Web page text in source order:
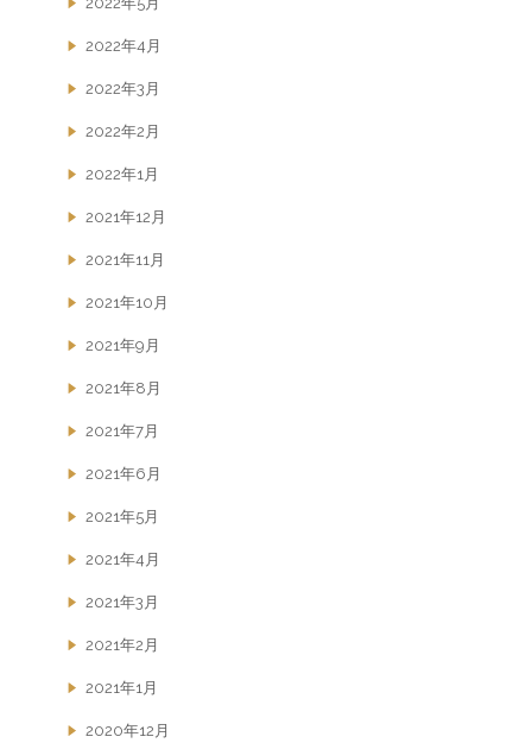
2022年4月
2022年3月
2022年2月
2022年1月
2021年12月
2021年11月
2021年10月
2021年9月
2021年8月
2021年7月
2021年6月
2021年5月
2021年4月
2021年3月
2021年2月
2021年1月
2020年12月